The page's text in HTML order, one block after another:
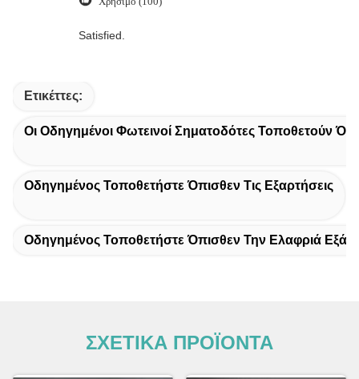
Satisfied.
Ετικέττες:
Οι Οδηγημένοι Φωτεινοί Σηματοδότες Τοποθετούν
Οδηγημένος Τοποθετήστε Όπισθεν Τις Εξαρτήσεις
Οδηγημένος Τοποθετήστε Όπισθεν Την Ελαφριά
ΣΧΕΤΙΚΑ ΠΡΟΪΟΝΤΑ